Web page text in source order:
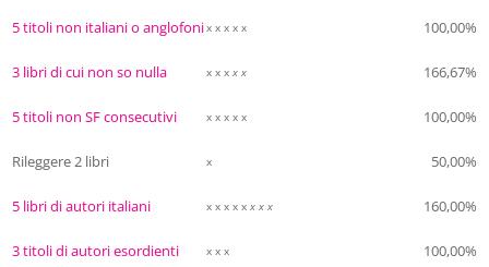
5 titoli non italiani o anglofonix x x x x 100,00%
3 libri di cui non so nulla x x x x x 166,67%
5 titoli non SF consecutivi x x x x x 100,00%
Rileggere 2 libri x 50,00%
5 libri di autori italiani x x x x x x x x 160,00%
3 titoli di autori esordienti x x x 100,00%